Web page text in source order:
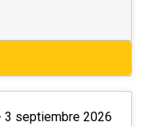
septiembre 2026